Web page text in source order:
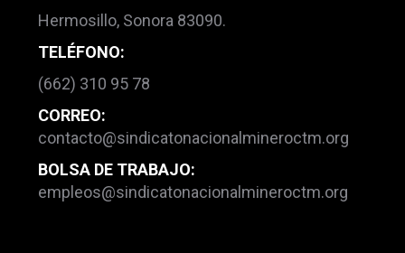
Hermosillo, Sonora 83090.
TELÉFONO:
(662) 310 95 78
CORREO:
contacto@sindicatonacionalmineroctm.org
BOLSA DE TRABAJO:
empleos@sindicatonacionalmineroctm.org